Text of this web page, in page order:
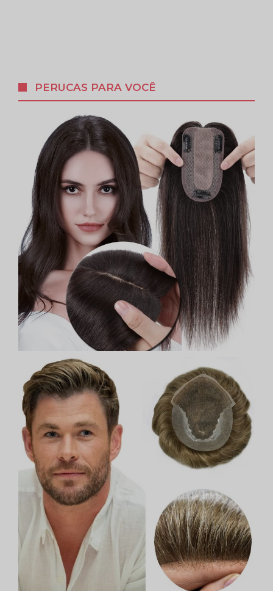
PERUCAS PARA VOCÊ